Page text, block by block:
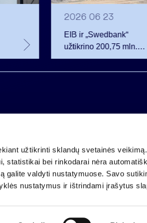
užtikrinti sklandų svetainės
statistikai bei rinkodarai nėra
galite valdyti nustatymuose. Savo
nustatymus ir ištrindami įrašytus
2026 06 23
EIB ir „Swedbank“
užtikrino 200,75 mln.
eurų finansavimą
Rūdninkų karinio
kodas 121304349
mokėtojo kodas LT213043414
VĮ Registrų centras
LT25 4010 0424 0124 2013